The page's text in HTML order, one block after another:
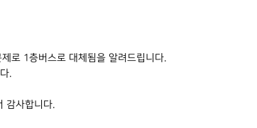
로 1층버스로 대체됨을 알려드립니다.
.
감사합니다.